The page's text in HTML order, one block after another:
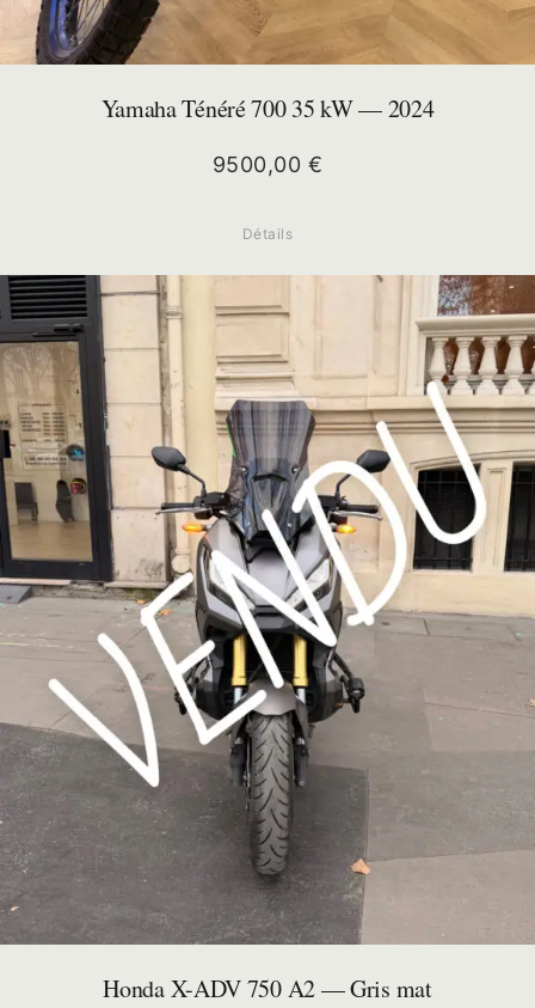
Yamaha Ténéré 700 35 kW — 2024
9500,00 €
Détails
Honda X-ADV 750 A2 — Gris mat